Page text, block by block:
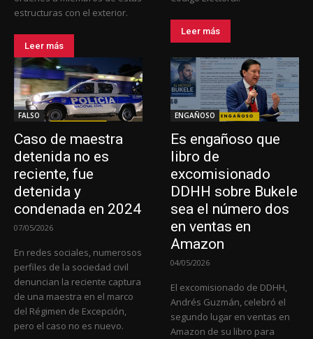
estructuras con el exterior.
Leer más
Leer más
FALSO
Caso de maestra
detenida no es
reciente, fue
detenida y
condenada en 2024
07/05/2026
En redes sociales, numerosos
perfiles de la sociedad civil
denuncian la reciente captura
de una maestra en el marco
del Régimen de Excepción,
pero el caso no es nuevo.
ENGAÑOSO
Es engañoso que
libro de
excomisionado
DDHH sobre Bukele
sea el número dos
en ventas en
Amazon
04/05/2026
El excomisionado de DDHH,
Andrés Guzmán, celebró el
segundo lugar en ventas en
Amazon de su libro para